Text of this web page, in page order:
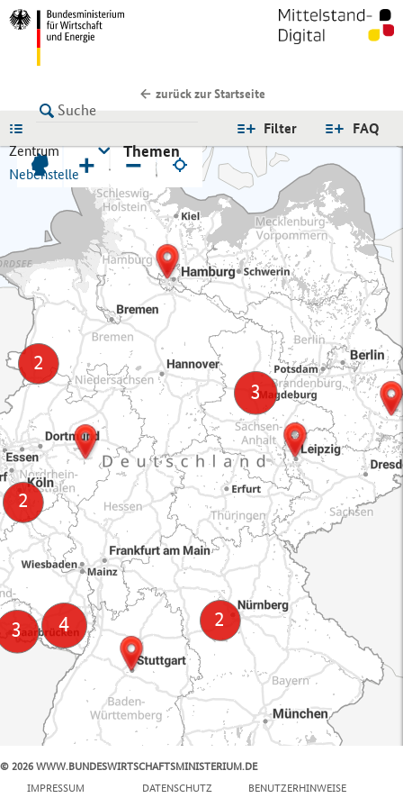
zurück zur Startseite
FAQ
Filter
Zentrum
Nebenstelle
Themen
+ −
© 2026 WWW.BUNDESWIRTSCHAFTSMINISTERIUM.DE
IMPRESSUM
DATENSCHUTZ BENUTZERHINWEISE